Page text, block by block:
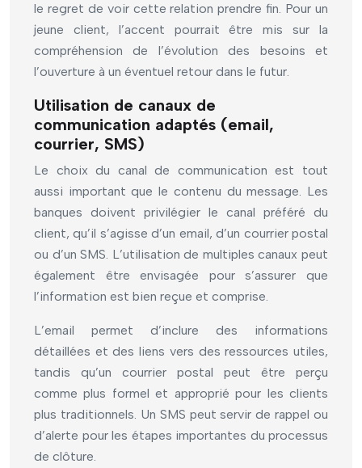
le regret de voir cette relation prendre fin. Pour un
jeune client, l’accent pourrait être mis sur la
compréhension de l’évolution des besoins et
l’ouverture à un éventuel retour dans le futur.
Utilisation de canaux de
communication adaptés (email,
courrier, SMS)
Le choix du canal de communication est tout
aussi important que le contenu du message. Les
banques doivent privilégier le canal préféré du
client, qu’il s’agisse d’un email, d’un courrier postal
ou d’un SMS. L’utilisation de multiples canaux peut
également être envisagée pour s’assurer que
l’information est bien reçue et comprise.
L’email permet d’inclure des informations
détaillées et des liens vers des ressources utiles,
tandis qu’un courrier postal peut être perçu
comme plus formel et approprié pour les clients
plus traditionnels. Un SMS peut servir de rappel ou
d’alerte pour les étapes importantes du processus
de clôture.